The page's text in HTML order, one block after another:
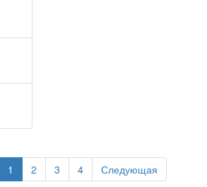
1 2 3 4 Следующая